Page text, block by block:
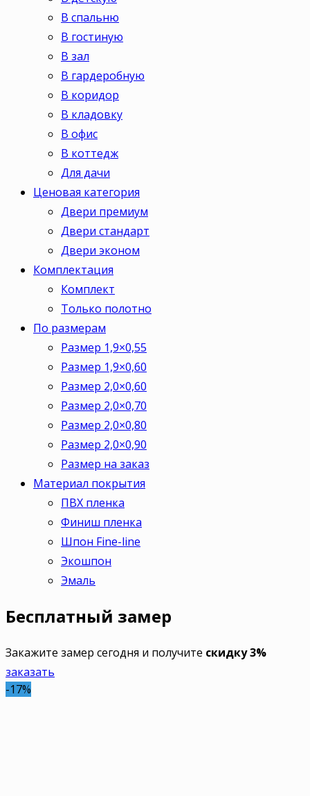
В спальню
В гостиную
В зал
В гардеробную
В коридор
В кладовку
В офис
В коттедж
Для дачи
Ценовая категория
Двери премиум
Двери стандарт
Двери эконом
Комплектация
Комплект
Только полотно
По размерам
Размер 1,9×0,55
Размер 1,9×0,60
Размер 2,0×0,60
Размер 2,0×0,70
Размер 2,0×0,80
Размер 2,0×0,90
Размер на заказ
Материал покрытия
ПВХ пленка
Финиш пленка
Шпон Fine-line
Экошпон
Эмаль
Бесплатный замер
Закажите замер сегодня и получите скидку 3%
заказать
-17%